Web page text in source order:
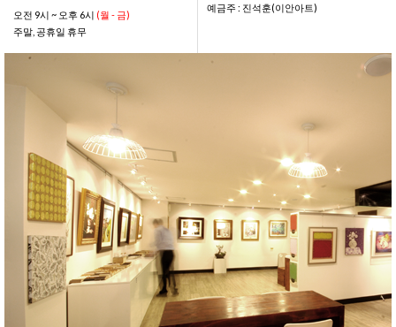
오전 9시 ~ 오후 6시 (월 - 금)
주말, 공휴일 휴무
예금주 : 진석훈(이안아트)